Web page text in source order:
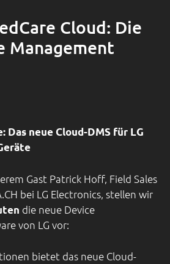
Cloud: Die
Management
Das neue Cloud-DMS für LG
Gast Patrick Hoff, Field Sales
bei LG Electronics, stellen wir
die neue Device
von LG vor:
bietet das neue Cloud-